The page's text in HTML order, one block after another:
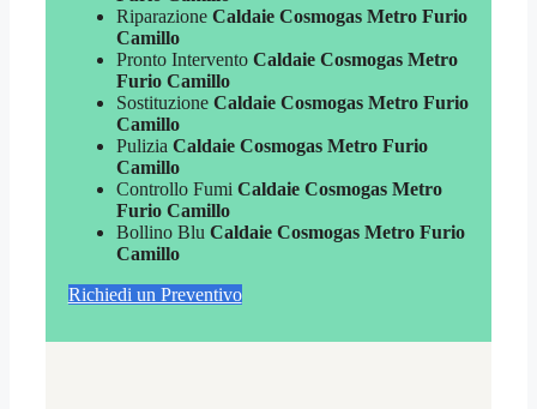
Riparazione Caldaie Cosmogas Metro Furio
Camillo
Pronto Intervento Caldaie Cosmogas Metro
Furio Camillo
Sostituzione Caldaie Cosmogas Metro Furio
Camillo
Pulizia Caldaie Cosmogas Metro Furio
Camillo
Controllo Fumi Caldaie Cosmogas Metro
Furio Camillo
Bollino Blu Caldaie Cosmogas Metro Furio
Camillo
Richiedi un Preventivo